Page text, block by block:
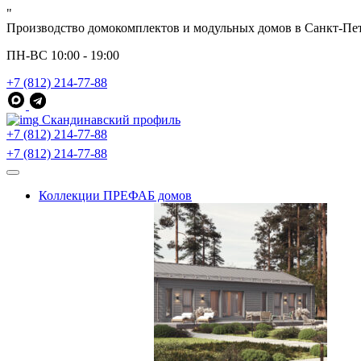
"
Производство домокомплектов и модульных домов в Санкт-
ПН-ВС 10:00 - 19:00
+7 (812) 214-77-88
Скандинавский профиль
+7 (812) 214-77-88
+7 (812) 214-77-88
Коллекции ПРЕФАБ домов